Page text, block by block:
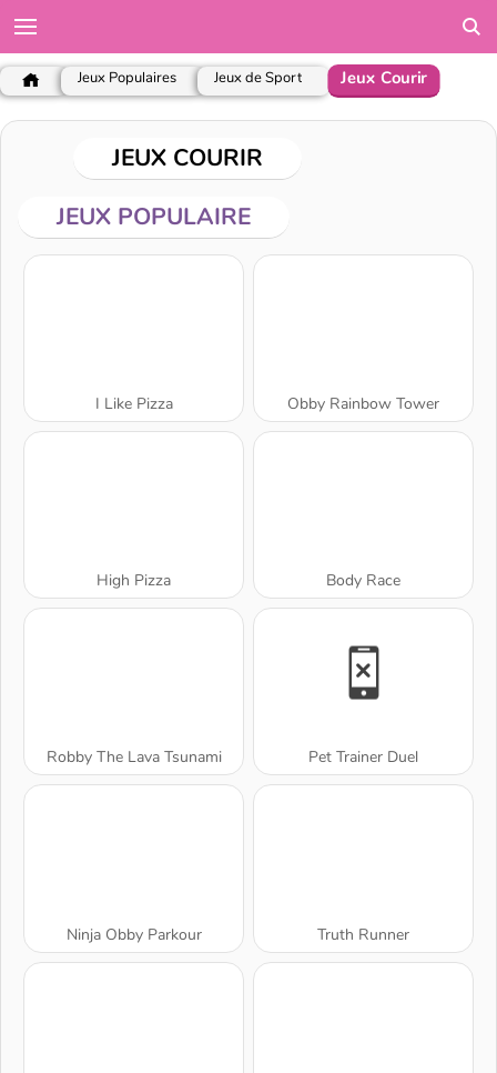
Jeux Populaires Jeux de Sport Jeux Courir
JEUX COURIR
JEUX POPULAIRE
I Like Pizza Obby Rainbow Tower
High Pizza Body Race
Robby The Lava Tsunami Pet Trainer Duel
Ninja Obby Parkour Truth Runner